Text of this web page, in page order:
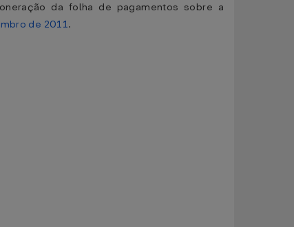
da folha de pagamentos sobre a
de 2011.